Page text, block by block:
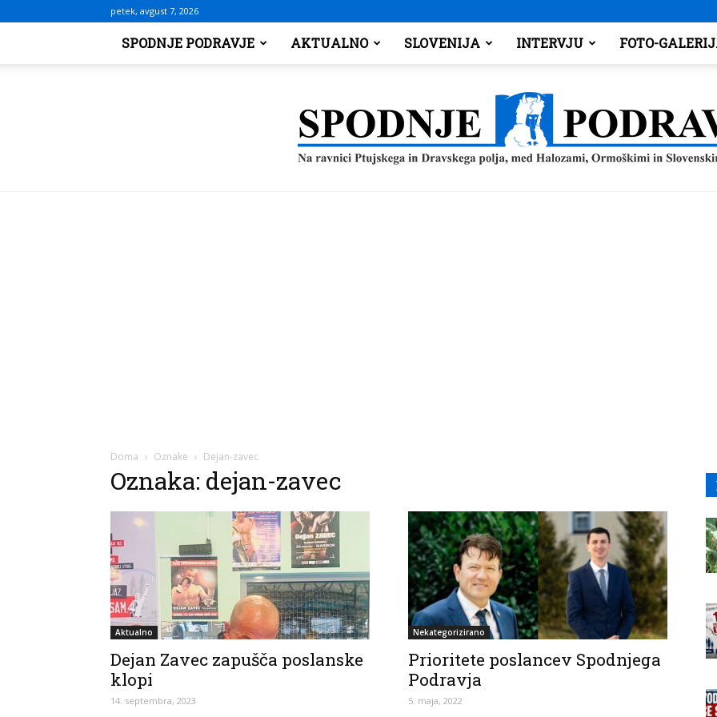
petek, avgust 7, 2026
SPODNJE PODRAVJE AKTUALNO SLOVENIJA INTERVJU FOTO-
Doma Oznake Dejan-zavec
Oznaka: dejan-zavec
Aktualno
Dejan Zavec zapušča poslanske
klopi
14. septembra, 2023
Nekategorizirano
Prioritete poslancev Spodnjega
Podravja
5. maja, 2022